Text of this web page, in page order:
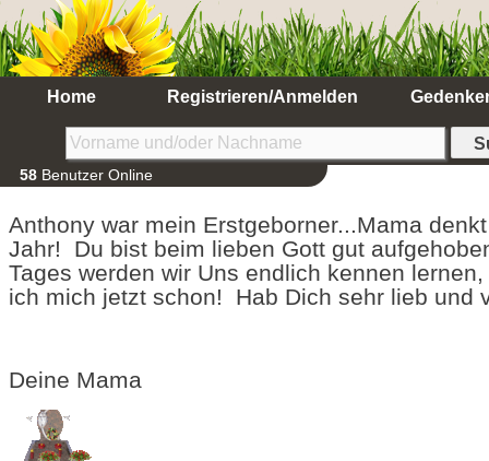
Home Registrieren/Anmelden
58 Benutzer Online
Anthony war mein Erstgeborner...Mama
Jahr! Du bist beim lieben Gott gut
Tages werden wir Uns endlich kennen
ich mich jetzt schon! Hab Dich sehr lieb und
Deine Mama